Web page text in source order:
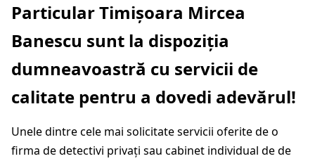
Particular Timișoara Mircea
Banescu sunt la dispoziția
dumneavoastră cu servicii de
calitate pentru a dovedi adevărul!
Unele dintre cele mai solicitate servicii oferite de o
firma de detectivi privați sau cabinet individual de de